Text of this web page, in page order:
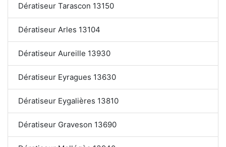
Dératiseur Tarascon 13150
Dératiseur Arles 13104
Dératiseur Aureille 13930
Dératiseur Eyragues 13630
Dératiseur Eygalières 13810
Dératiseur Graveson 13690